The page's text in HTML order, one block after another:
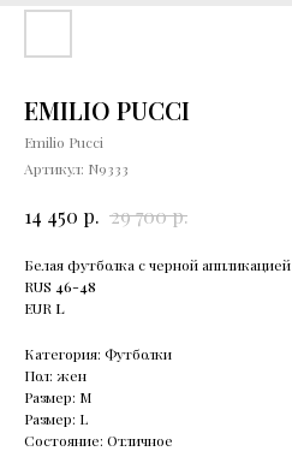
EMILIO PUCCI
Emilio Pucci
Артикул: N9333
14 450 р. 29 700р.
Белая футболка с черной аппликацией
RUS 46-48
EUR L
Категория: Футболки
Пол: жен
Размер: М
Размер: L
Состояние: Отличное